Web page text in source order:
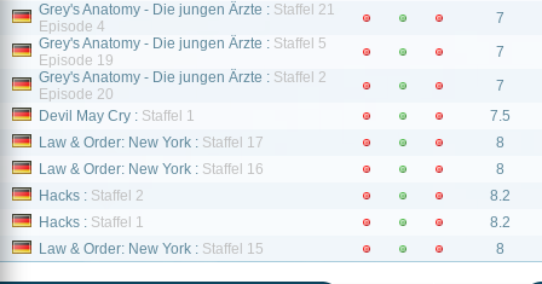
Grey's Anatomy - Die jungen Ärzte : Staffel 21
Episode 4
7
Grey's Anatomy - Die jungen Ärzte : Staffel 5
Episode 19
7
Grey's Anatomy - Die jungen Ärzte : Staffel 2
Episode 20
7
Devil May Cry : Staffel 1
7.5
Law & Order: New York : Staffel 17
8
Law & Order: New York : Staffel 16
8
Hacks : Staffel 2
8.2
Hacks : Staffel 1
8.2
Law & Order: New York : Staffel 15 8